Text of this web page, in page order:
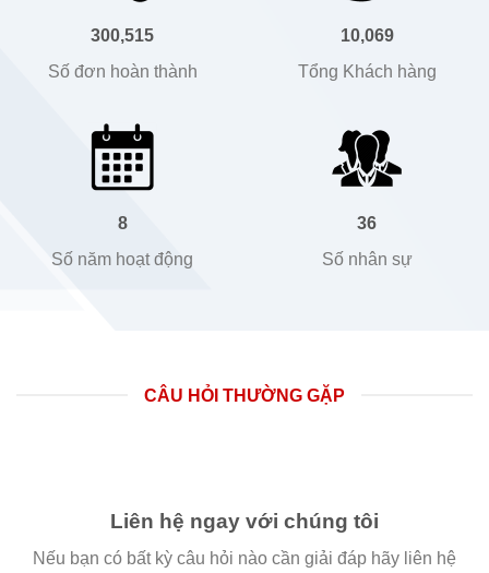
300,515
Số đơn hoàn thành
10,069
Tổng Khách hàng
8
Số năm hoạt động
36
Số nhân sự
CÂU HỎI THƯỜNG GẶP
Liên hệ ngay với chúng tôi
Nếu bạn có bất kỳ câu hỏi nào cần giải đáp hãy liên hệ